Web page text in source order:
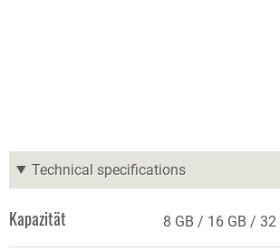
Technical specifications
Kapazität 8 GB 16 GB 32